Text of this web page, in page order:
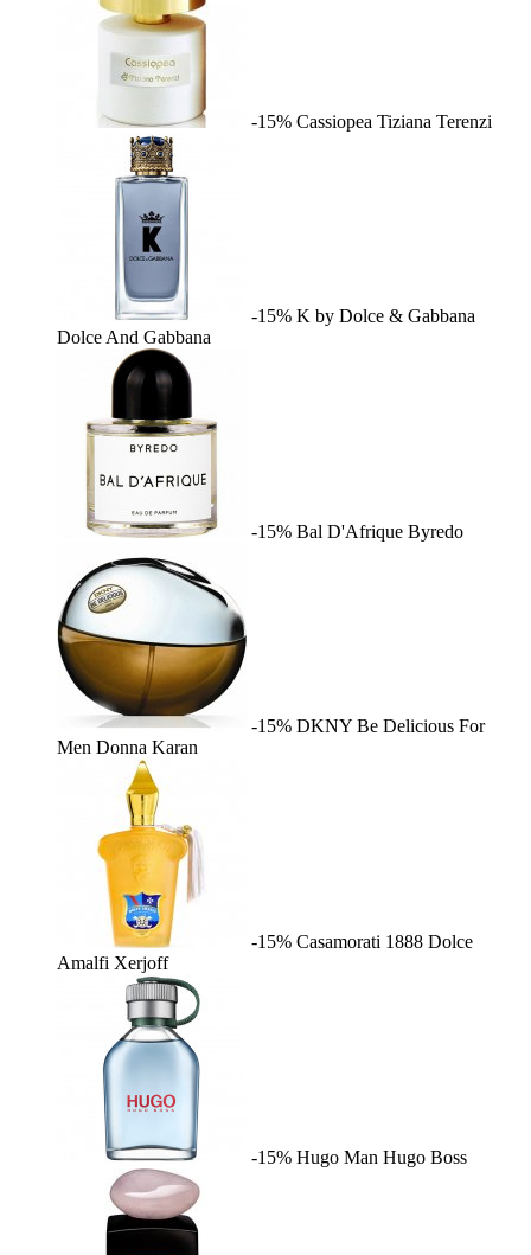
-15% Cassiopea Tiziana Terenzi
-15% K by Dolce & Gabbana
Dolce And Gabbana
-15% Bal D'Afrique Byredo
-15% DKNY Be Delicious For
Men Donna Karan
-15% Casamorati 1888 Dolce
Amalfi Xerjoff
-15% Hugo Man Hugo Boss